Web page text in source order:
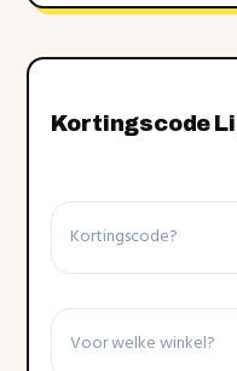
Kortingscode
Kortingscode
Winkel